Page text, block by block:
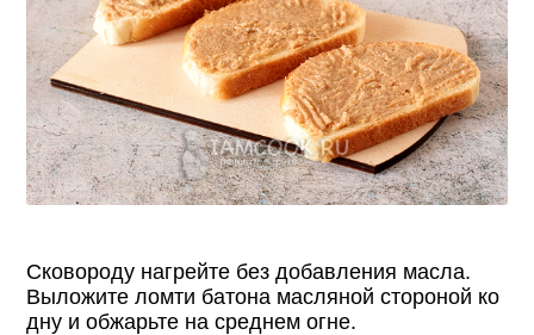
Сковороду нагрейте без добавления масла.
Выложите ломти батона масляной стороной ко
дну и обжарьте на среднем огне.